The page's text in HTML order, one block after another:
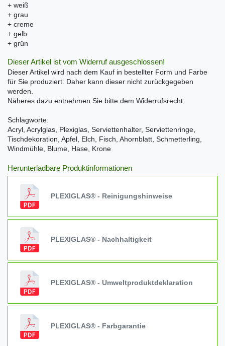
+ weiß
+ grau
+ creme
+ gelb
+ grün
Dieser Artikel ist vom Widerruf ausgeschlossen!
Dieser Artikel wird nach dem Kauf in bestellter Form und Farbe
für Sie produziert. Daher kann dieser nicht zurückgegeben
werden.
Näheres dazu entnehmen Sie bitte dem Widerrufsrecht.
Schlagworte:
Acryl, Acrylglas, Plexiglas, Serviettenhalter, Serviettenringe,
Tischdekoration, Apfel, Elch, Fisch, Ahornblatt, Schmetterling,
Windmühle, Blume, Hase, Krone
Herunterladbare Produktinformationen
PLEXIGLAS® - Reinigungshinweise
PLEXIGLAS® - Nachhaltigkeit
PLEXIGLAS® - Umweltproduktdeklaration
PLEXIGLAS® - Farbgarantie